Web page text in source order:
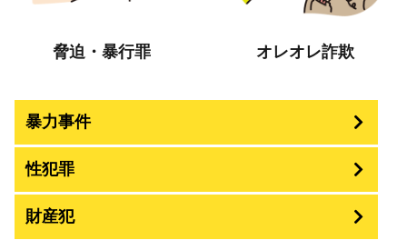
脅迫・暴行罪 オレオレ詐欺
暴力事件
性犯罪
財産犯